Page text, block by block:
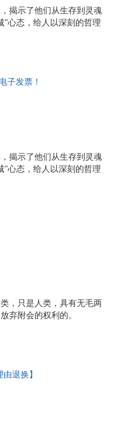
揭示了他们从生存到灵魂
心态，给人以深刻的哲理
子发票！
揭示了他们从生存到灵魂
心态，给人以深刻的哲理
，只是人类，具有无毛两
弃附会的权利的。
退换】